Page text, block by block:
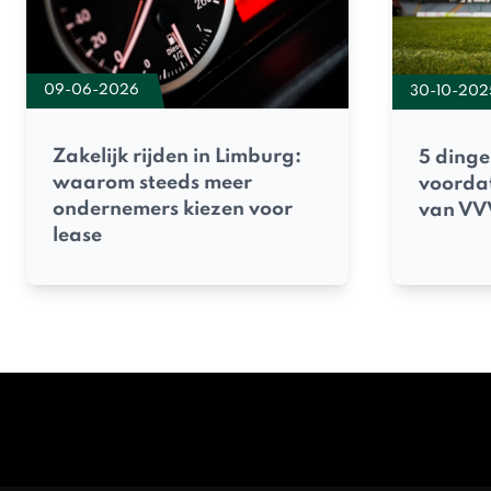
09-06-2026
Zakelijk rijden in Limburg:
waarom steeds meer
ondernemers kiezen voor
lease
30-10-
5
van